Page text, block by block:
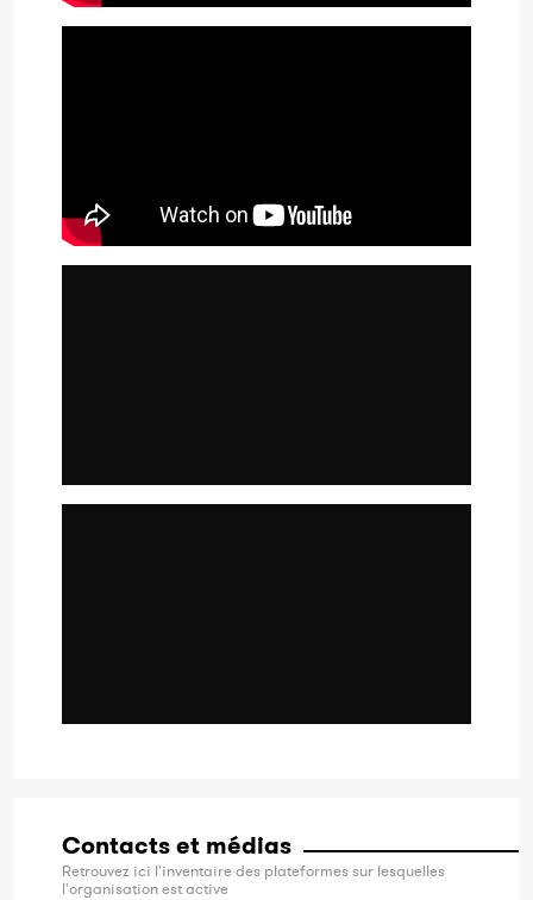
Contacts et médias
Retrouvez ici l'inventaire des plateformes sur lesquelles
l'organisation est active